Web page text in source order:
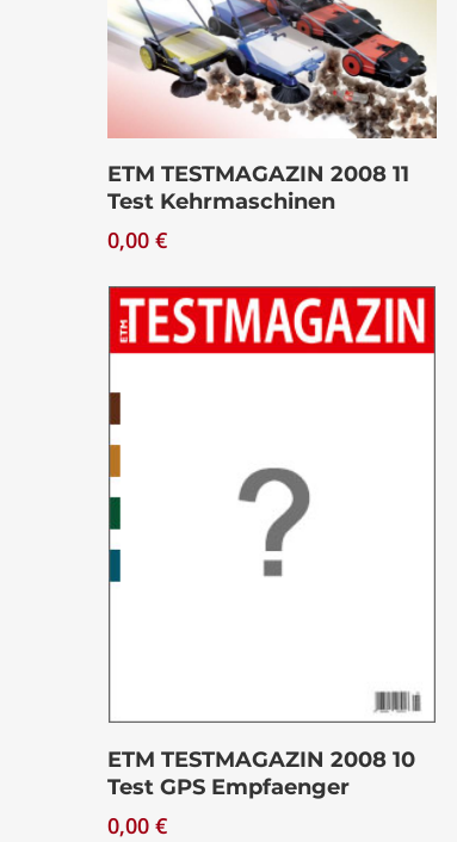
Download
ETM TESTMAGAZIN 2008 11
Test Kehrmaschinen
0,00 €
Download
ETM TESTMAGAZIN 2008 10
Test GPS Empfaenger
0,00 €